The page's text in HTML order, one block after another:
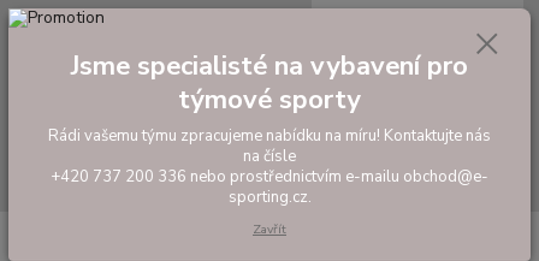
Hledat
tel: +420 737 200 336
0,00 Kč
Akční sady dresů
COMBI 17 ks + POTISK
Jsme specialisté na vybavení pro
týmové sporty
Rádi vašemu týmu zpracujeme nabídku na míru! Kontaktujte nás
na čísle
+420 737 200 336 nebo prostřednictvím e-mailu obchod@e-
sporting.cz.
Zavřít